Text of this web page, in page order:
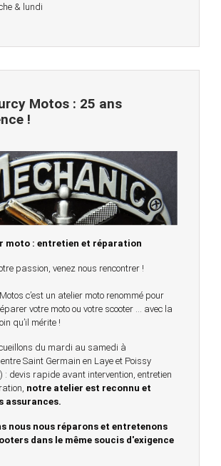
& lundi
Motos : 25 ans
!
moto : entretien et réparation
passion, venez nous rencontrer !
c’est un atelier moto renommé pour
votre moto ou votre scooter … avec la
qu’il mérite !
du mardi au samedi à
Saint Germain en Laye et Poissy
: devis rapide avant intervention, entretien
notre atelier est reconnu et
assurances.
nous nous réparons et entretenons
dans le même soucis d'exigence